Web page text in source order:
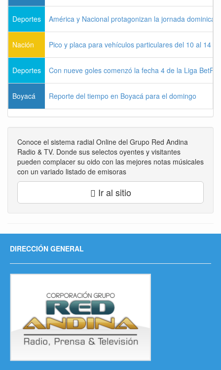
Deportes América y Nacional protagonizan la jornada dominical
Nación Pico y placa para vehículos particulares del 10 al 14
Deportes Con nueve goles comenzó la fecha 4 de la Liga
Boyacá Reporte del tiempo en Boyacá para el domingo
Conoce el sistema radial Online del Grupo Red Andina
Radio & TV. Donde sus selectos oyentes y visitantes
pueden complacer su oido con las mejores notas músicales
con un variado listado de emisoras
Ir al sitio
DIRECCIÓN GENERAL